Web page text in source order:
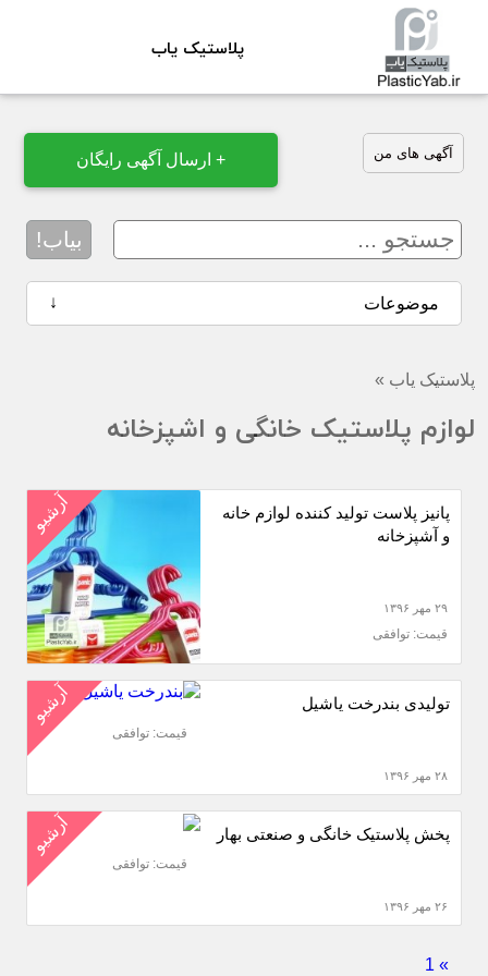
پلاستیک یاب
آگهی های من + ارسال آگهی رایگان
بیاب!
↓ موضوعات
پلاستیک یاب »
لوازم پلاستیک خانگی و اشپزخانه
آرشیو
پانیز پلاست تولید کننده لوازم خانه
و آشپزخانه
۲۹ مهر ۱۳۹۶
قیمت: توافقی
آرشیو تولیدی بندرخت یاشیل
۲۸ مهر ۱۳۹۶
قیمت: توافقی
آرشیو پخش پلاستیک خانگی و صنعتی بهار
۲۶ مهر ۱۳۹۶
قیمت: توافقی
»
1